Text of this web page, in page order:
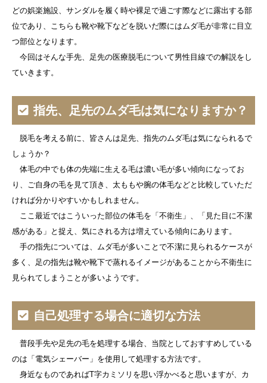
どの娯楽施設、サンダルを履く時や裸足で過ごす際などに露出する部
位であり、こちらも靴や靴下などを脱いだ際にはムダ毛が非常に目立
つ部位となります。
今回はそんな手先、足先の医療脱毛について男性目線での解説をし
ていきます。
指先、足先のムダ毛は気になりますか？
脱毛を考える前に、皆さんは足先、指先のムダ毛は気になられるで
しょうか？
体毛の中でも体の先端に生える毛は濃い毛が多い傾向になってお
り、ご自身の毛を見て頂き、太ももや腕の体毛などと比較していただ
ければ分かりやすいかもしれません。
ここ最近ではこういった部位の体毛を「不衛生」、「見た目に不潔
感がある」と捉え、気にされる方は増えている傾向にあります。
手の指先については、ムダ毛が多いことで不潔に見られるケースが
多く、足の指先は靴や靴下で蒸れるイメージがあることから不衛生に
見られてしまうことが多いようです。
自己処理する場合に適切な方法
普段手先や足先の毛を処理する場合、当院としておすすめしている
のは「電気シェーバー」を使用して処理する方法です。
身近なものであればT字カミソリを思い浮かべると思いますが、カ